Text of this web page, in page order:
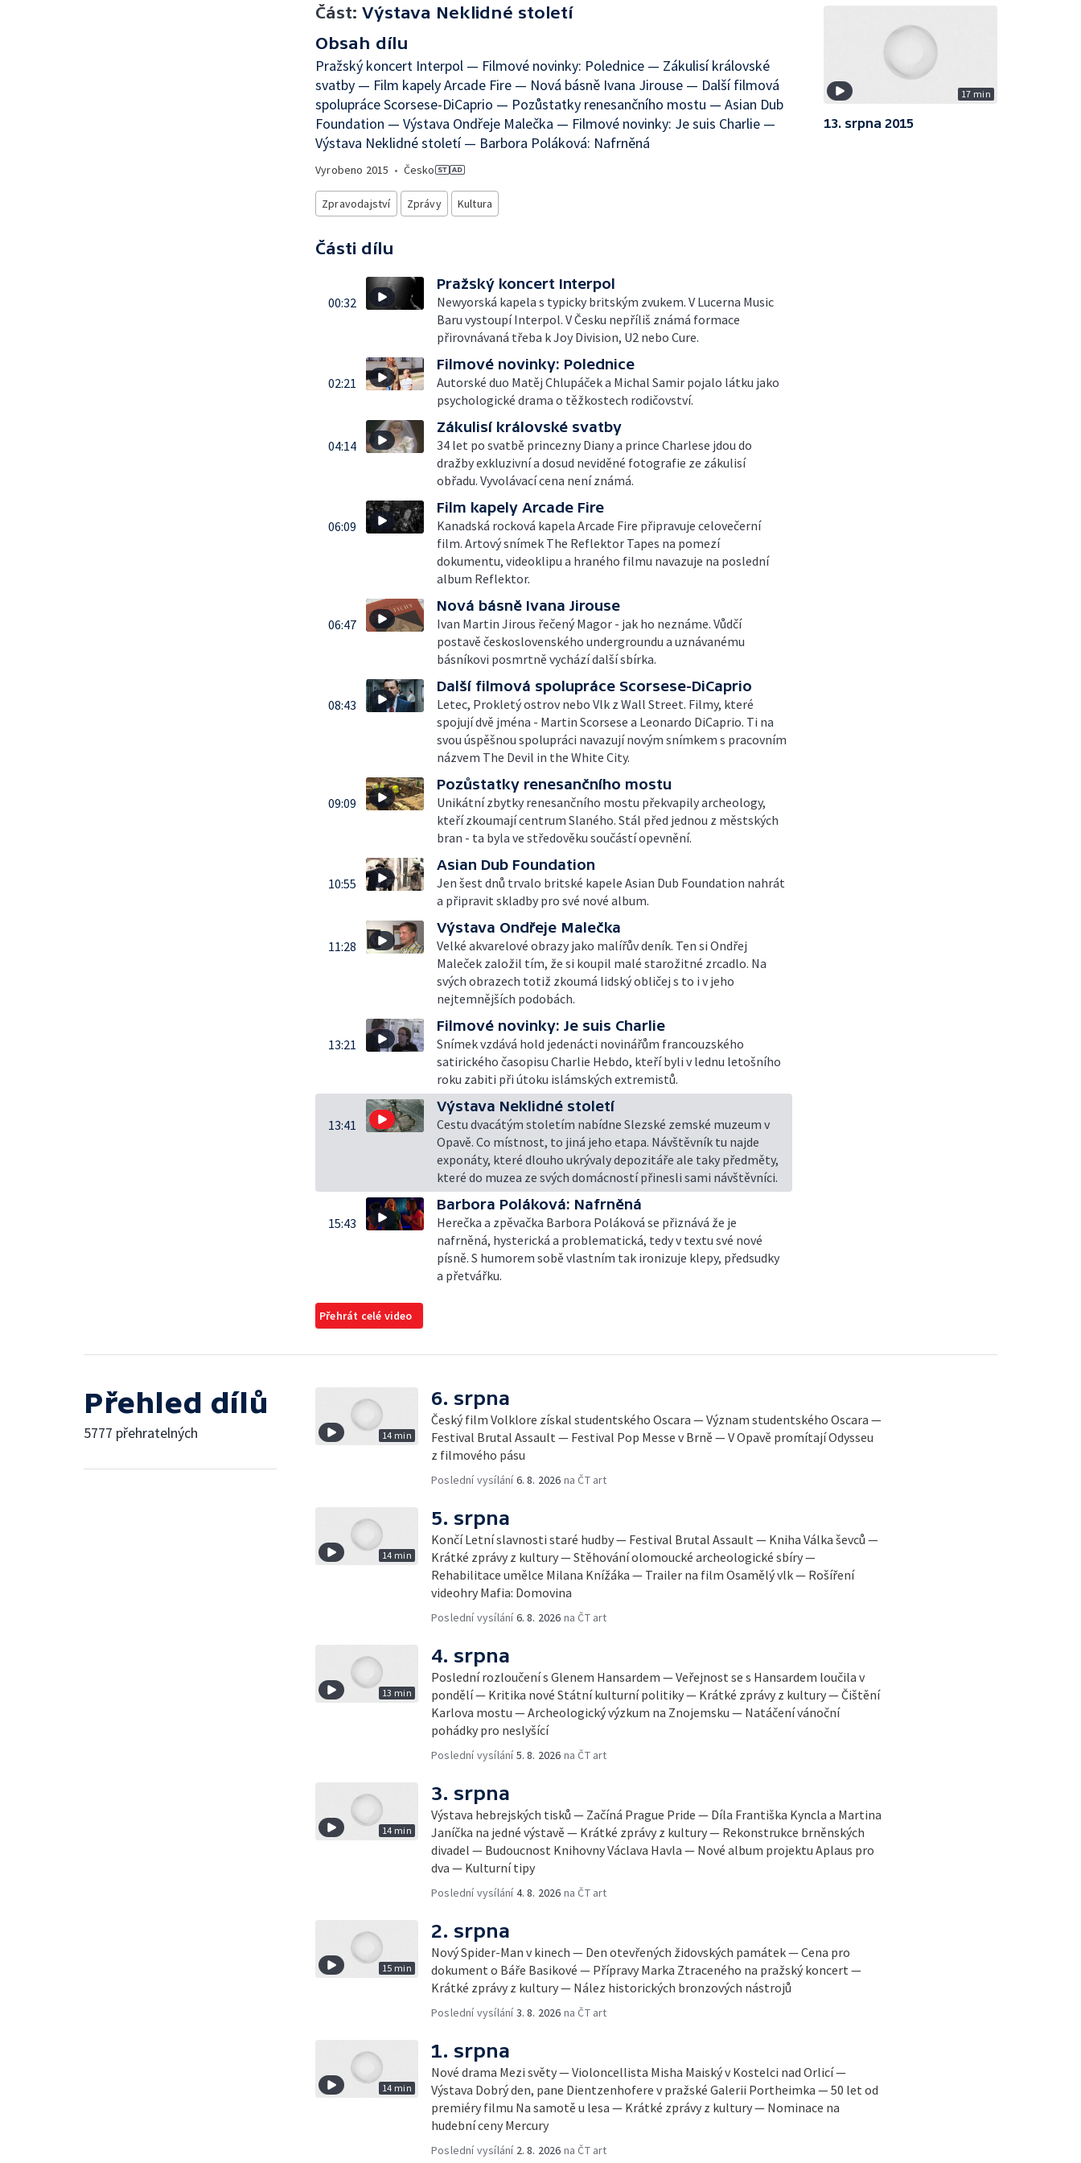
Část: Výstava Neklidné století
Obsah dílu
Pražský koncert Interpol — Filmové novinky: Polednice — Zákulisí královské
svatby — Film kapely Arcade Fire — Nová básně Ivana Jirouse — Další filmová
spolupráce Scorsese-DiCaprio — Pozůstatky renesančního mostu — Asian Dub
Foundation — Výstava Ondřeje Malečka — Filmové novinky: Je suis Charlie —
Výstava Neklidné století — Barbora Poláková: Nafrněná
Vyrobeno 2015 • Česko
Zpravodajství Zprávy Kultura
Části dílu
00:32
Pražský koncert Interpol
Newyorská kapela s typicky britským zvukem. V Lucerna Music
Baru vystoupí Interpol. V Česku nepříliš známá formace
přirovnávaná třeba k Joy Division, U2 nebo Cure.
02:21
Filmové novinky: Polednice
Autorské duo Matěj Chlupáček a Michal Samir pojalo látku jako
psychologické drama o těžkostech rodičovství.
04:14
Zákulisí královské svatby
34 let po svatbě princezny Diany a prince Charlese jdou do
dražby exkluzivní a dosud neviděné fotografie ze zákulisí
obřadu. Vyvolávací cena není známá.
06:09
Film kapely Arcade Fire
Kanadská rocková kapela Arcade Fire připravuje celovečerní
film. Artový snímek The Reflektor Tapes na pomezí
dokumentu, videoklipu a hraného filmu navazuje na poslední
album Reflektor.
06:47
Nová básně Ivana Jirouse
Ivan Martin Jirous řečený Magor - jak ho neznáme. Vůdčí
postavě československého undergroundu a uznávanému
básníkovi posmrtně vychází další sbírka.
08:43
Další filmová spolupráce Scorsese-DiCaprio
Letec, Prokletý ostrov nebo Vlk z Wall Street. Filmy, které
spojují dvě jména - Martin Scorsese a Leonardo DiCaprio. Ti na
svou úspěšnou spolupráci navazují novým snímkem s pracovním
názvem The Devil in the White City.
09:09
Pozůstatky renesančního mostu
Unikátní zbytky renesančního mostu překvapily archeology,
kteří zkoumají centrum Slaného. Stál před jednou z městských
bran - ta byla ve středověku součástí opevnění.
10:55
Asian Dub Foundation
Jen šest dnů trvalo britské kapele Asian Dub Foundation nahrát
a připravit skladby pro své nové album.
11:28
Výstava Ondřeje Malečka
Velké akvarelové obrazy jako malířův deník. Ten si Ondřej
Maleček založil tím, že si koupil malé starožitné zrcadlo. Na
svých obrazech totiž zkoumá lidský obličej s to i v jeho
nejtemnějších podobách.
13:21
Filmové novinky: Je suis Charlie
Snímek vzdává hold jedenácti novinářům francouzského
satirického časopisu Charlie Hebdo, kteří byli v lednu letošního
roku zabiti při útoku islámských extremistů.
13:41
Výstava Neklidné století
Cestu dvacátým stoletím nabídne Slezské zemské muzeum v
Opavě. Co místnost, to jiná jeho etapa. Návštěvník tu najde
exponáty, které dlouho ukrývaly depozitáře ale taky předměty,
které do muzea ze svých domácností přinesli sami návštěvníci.
15:43
Barbora Poláková: Nafrněná
Herečka a zpěvačka Barbora Poláková se přiznává že je
nafrněná, hysterická a problematická, tedy v textu své nové
písně. S humorem sobě vlastním tak ironizuje klepy, předsudky
a přetvářku.
Přehrát celé video
17 min
13. srpna 2015
Přehled dílů
5777 přehratelných 14 min
6. srpna
Český film Volklore získal studentského Oscara — Význam studentského Oscara —
Festival Brutal Assault — Festival Pop Messe v Brně — V Opavě promítají Odysseu
z filmového pásu
Poslední vysílání6. 8. 2026 na ČT art
14 min
5. srpna
Končí Letní slavnosti staré hudby — Festival Brutal Assault — Kniha Válka ševců —
Krátké zprávy z kultury — Stěhování olomoucké archeologické sbíry —
Rehabilitace umělce Milana Knížáka — Trailer na film Osamělý vlk — Rošíření
videohry Mafia: Domovina
Poslední vysílání6. 8. 2026 na ČT art
13 min
4. srpna
Poslední rozloučení s Glenem Hansardem — Veřejnost se s Hansardem loučila v
pondělí — Kritika nové Státní kulturní politiky — Krátké zprávy z kultury — Čištění
Karlova mostu — Archeologický výzkum na Znojemsku — Natáčení vánoční
pohádky pro neslyšící
Poslední vysílání5. 8. 2026 na ČT art
14 min
3. srpna
Výstava hebrejských tisků — Začíná Prague Pride — Díla Františka Kyncla a Martina
Janíčka na jedné výstavě — Krátké zprávy z kultury — Rekonstrukce brněnských
divadel — Budoucnost Knihovny Václava Havla — Nové album projektu Aplaus pro
dva — Kulturní tipy
Poslední vysílání4. 8. 2026 na ČT art
15 min
2. srpna
Nový Spider-Man v kinech — Den otevřených židovských památek — Cena pro
dokument o Báře Basikové — Přípravy Marka Ztraceného na pražský koncert —
Krátké zprávy z kultury — Nález historických bronzových nástrojů
Poslední vysílání3. 8. 2026 na ČT art
14 min
1. srpna
Nové drama Mezi světy — Violoncellista Misha Maiský v Kostelci nad Orlicí —
Výstava Dobrý den, pane Dientzenhofere v pražské Galerii Portheimka — 50 let od
premiéry filmu Na samotě u lesa — Krátké zprávy z kultury — Nominace na
hudební ceny Mercury
Poslední vysílání 2. 8. 2026 na ČT art